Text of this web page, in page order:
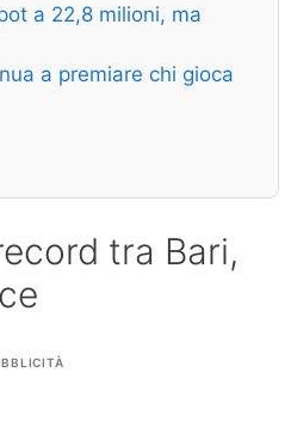
a 22,8 milioni, ma
a premiare chi gioca
tra Bari,